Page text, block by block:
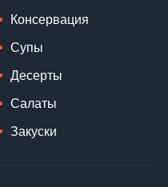
Консервация
Супы
Десерты
Салаты
Закуски